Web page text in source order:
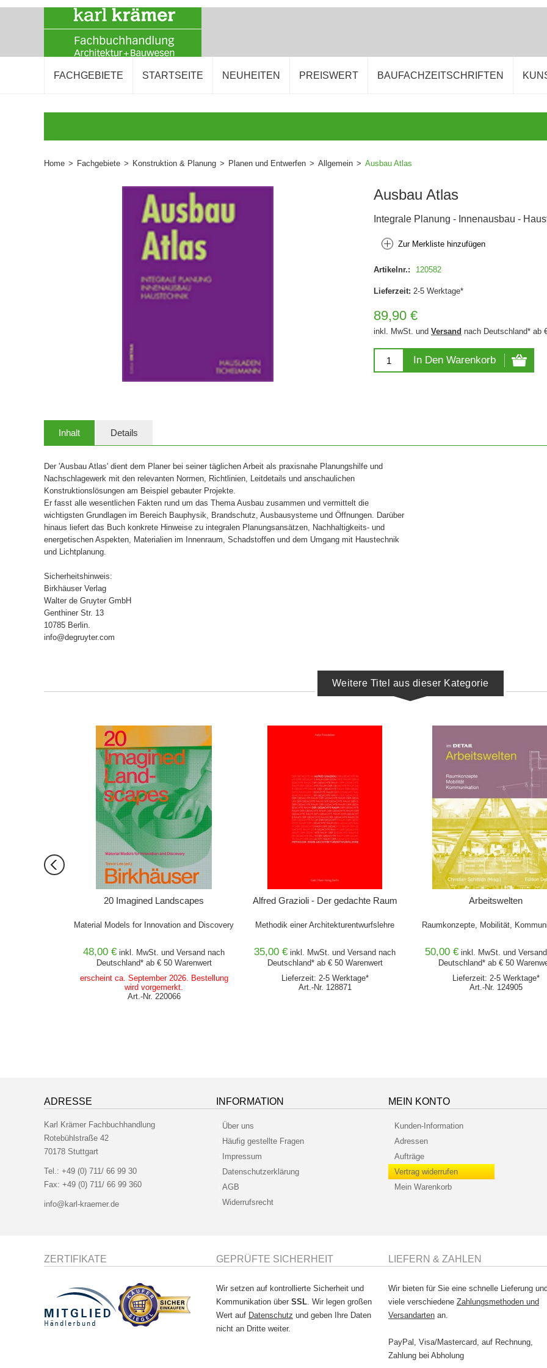
FACHGEBIETE STARTSEITE NEUHEITEN PREISWERT BAUFACHZEITSCHRIFTEN
Home > Fachgebiete > Konstruktion & Planung > Planen und Entwerfen > Allgemein > Ausbau Atlas
Ausbau Atlas
Integrale Planung - Innenausbau -
Zur Merkliste hinzufügen
Artikelnr.: 120582
Lieferzeit: 2-5 Werktage*
89,90 €
inkl. MwSt. und Versand nach Deutschland* ab
In Den Warenkorb
Inhalt Details
Der 'Ausbau Atlas' dient dem Planer bei seiner täglichen Arbeit als praxisnahe Planungshilfe und
Nachschlagewerk mit den relevanten Normen, Richtlinien, Leitdetails und anschaulichen
Konstruktionslösungen am Beispiel gebauter Projekte.
Er fasst alle wesentlichen Fakten rund um das Thema Ausbau zusammen und vermittelt die
wichtigsten Grundlagen im Bereich Bauphysik, Brandschutz, Ausbausysteme und Öffnungen. Darüber
hinaus liefert das Buch konkrete Hinweise zu integralen Planungsansätzen, Nachhaltigkeits- und
energetischen Aspekten, Materialien im Innenraum, Schadstoffen und dem Umgang mit Haustechnik
und Lichtplanung.
Sicherheitshinweis:
Birkhäuser Verlag
Walter de Gruyter GmbH
Genthiner Str. 13
10785 Berlin.
info@degruyter.com
Weitere Titel aus dieser Kategorie
20 Imagined Landscapes
Material Models for Innovation and Discovery
48,00 € inkl. MwSt. und Versand nach
Deutschland* ab € 50 Warenwert
erscheint ca. September 2026. Bestellung
wird vorgemerkt.
Art.-Nr. 220066
IN DEN WARENKORB
Alfred Grazioli - Der gedachte Raum
Methodik einer Architekturentwurfslehre
35,00 € inkl. MwSt. und Versand nach
Deutschland* ab € 50 Warenwert
Lieferzeit: 2-5 Werktage*
Art.-Nr. 128871
IN DEN WARENKORB
Arbeitswelten
Raumkonzepte, Mobilität,
50,00 € inkl. MwSt. und Versand
Deutschland* ab € 50
Lieferzeit: 2-5 Werktage*
Art.-Nr. 124905
ADRESSE
Karl Krämer Fachbuchhandlung
Rotebühlstraße 42
70178 Stuttgart
Tel.: +49 (0) 711/ 66 99 30
Fax: +49 (0) 711/ 66 99 360
info@karl-kraemer.de
INFORMATION
Über uns
Häufig gestellte Fragen
Impressum
Datenschutzerklärung
AGB
Widerrufsrecht
MEIN KONTO
Kunden-Information
Adressen
Aufträge
Vertrag widerrufen
Mein Warenkorb
ZERTIFIKATE GEPRÜFTE SICHERHEIT
Wir setzen auf kontrollierte Sicherheit und
Kommunikation über SSL . Wir legen großen
Wert auf Datenschutz und geben Ihre Daten
nicht an Dritte weiter.
LIEFERN & ZAHLEN
Wir bieten für Sie eine schnelle Lieferung
viele verschiedene Zahlungsmethoden und
Versandarten an.
PayPal, Visa/Mastercard, auf Rechnung,
Zahlung bei Abholung